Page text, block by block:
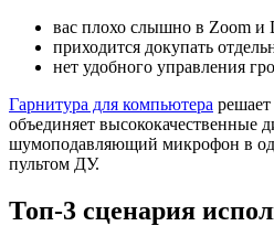
вас плохо слышно в Zoom и
приходится докупать
нет удобного управления
Гарнитура для компьютера
объединяет высококачественные
шумоподавляющий микрофон в
пультом ДУ.
Топ‑3 сценария